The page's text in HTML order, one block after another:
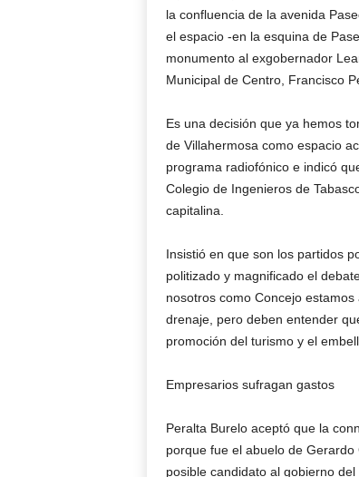
la confluencia de la avenida
el espacio -en la esquina de
monumento al exgobernador
Municipal de Centro, Francisco
Es una decisión que ya hemos
de Villahermosa como espacio
programa radiofónico e indicó
Colegio de Ingenieros de
capitalina.
Insistió en que son los partidos
politizado y magnificado el
nosotros como Concejo
drenaje, pero deben entender
promoción del turismo y el
Empresarios sufragan gastos
Peralta Burelo aceptó que la
porque fue el abuelo de
posible candidato al gobierno